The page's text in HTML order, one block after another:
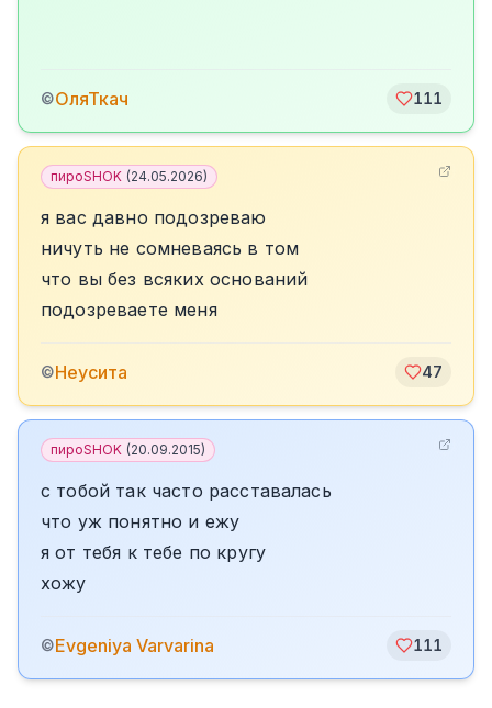
©ОляТкач 111
пироSHOK (24.05.2026)
я вас давно подозреваю
ничуть не сомневаясь в том
что вы без всяких оснований
подозреваете меня
©Неусита 47
пироSHOK (20.09.2015)
с тобой так часто расставалась
что уж понятно и ежу
я от тебя к тебе по кругу
хожу
©Evgeniya Varvarina 111